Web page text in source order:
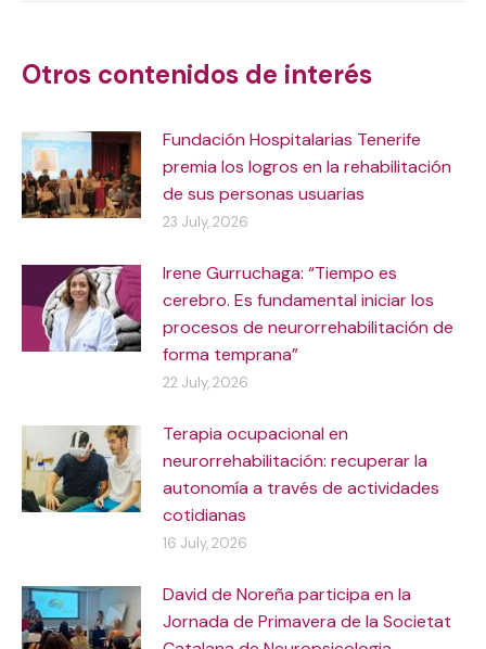
Otros contenidos de interés
Fundación Hospitalarias Tenerife
premia los logros en la rehabilitación
de sus personas usuarias
23 July, 2026
Irene Gurruchaga: “Tiempo es
cerebro. Es fundamental iniciar los
procesos de neurorrehabilitación de
forma temprana”
22 July, 2026
Terapia ocupacional en
neurorrehabilitación: recuperar la
autonomía a través de actividades
cotidianas
16 July, 2026
David de Noreña participa en la
Jornada de Primavera de la Societat